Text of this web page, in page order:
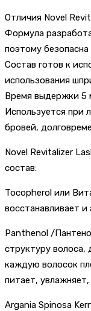
Отличия Novel
Формула
поэтому
Состав готов к
использования
Время выдержки 5
Используется при
бровей,
Novel Revitalizer
состав:
Tocopherol или
восстанавливает
Panthenol /
структуру волоса,
каждую волосок
питает,
Argania Spinosa